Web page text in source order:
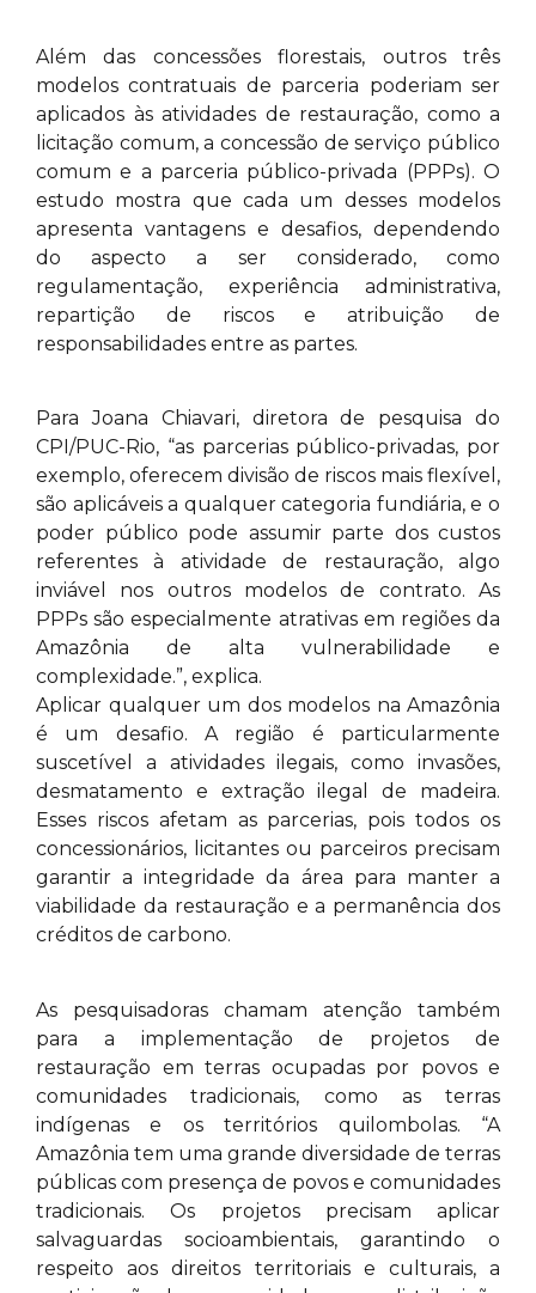
Além das concessões florestais, outros três
modelos contratuais de parceria poderiam ser
aplicados às atividades de restauração, como a
licitação comum, a concessão de serviço público
comum e a parceria público-privada (PPPs). O
estudo mostra que cada um desses modelos
apresenta vantagens e desafios, dependendo
do aspecto a ser considerado, como
regulamentação, experiência administrativa,
repartição de riscos e atribuição de
responsabilidades entre as partes.
Para Joana Chiavari, diretora de pesquisa do
CPI/PUC-Rio, “as parcerias público-privadas, por
exemplo, oferecem divisão de riscos mais flexível,
são aplicáveis a qualquer categoria fundiária, e o
poder público pode assumir parte dos custos
referentes à atividade de restauração, algo
inviável nos outros modelos de contrato. As
PPPs são especialmente atrativas em regiões da
Amazônia de alta vulnerabilidade e
complexidade.”, explica.
Aplicar qualquer um dos modelos na Amazônia
é um desafio. A região é particularmente
suscetível a atividades ilegais, como invasões,
desmatamento e extração ilegal de madeira.
Esses riscos afetam as parcerias, pois todos os
concessionários, licitantes ou parceiros precisam
garantir a integridade da área para manter a
viabilidade da restauração e a permanência dos
créditos de carbono.
As pesquisadoras chamam atenção também
para a implementação de projetos de
restauração em terras ocupadas por povos e
comunidades tradicionais, como as terras
indígenas e os territórios quilombolas. “A
Amazônia tem uma grande diversidade de terras
públicas com presença de povos e comunidades
tradicionais. Os projetos precisam aplicar
salvaguardas socioambientais, garantindo o
respeito aos direitos territoriais e culturais, a